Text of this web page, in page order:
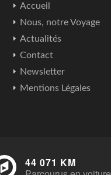
Accueil
Nous, notre Voyage
Actualités
Contact
Newsletter
Mentions Légales
44 071 KM